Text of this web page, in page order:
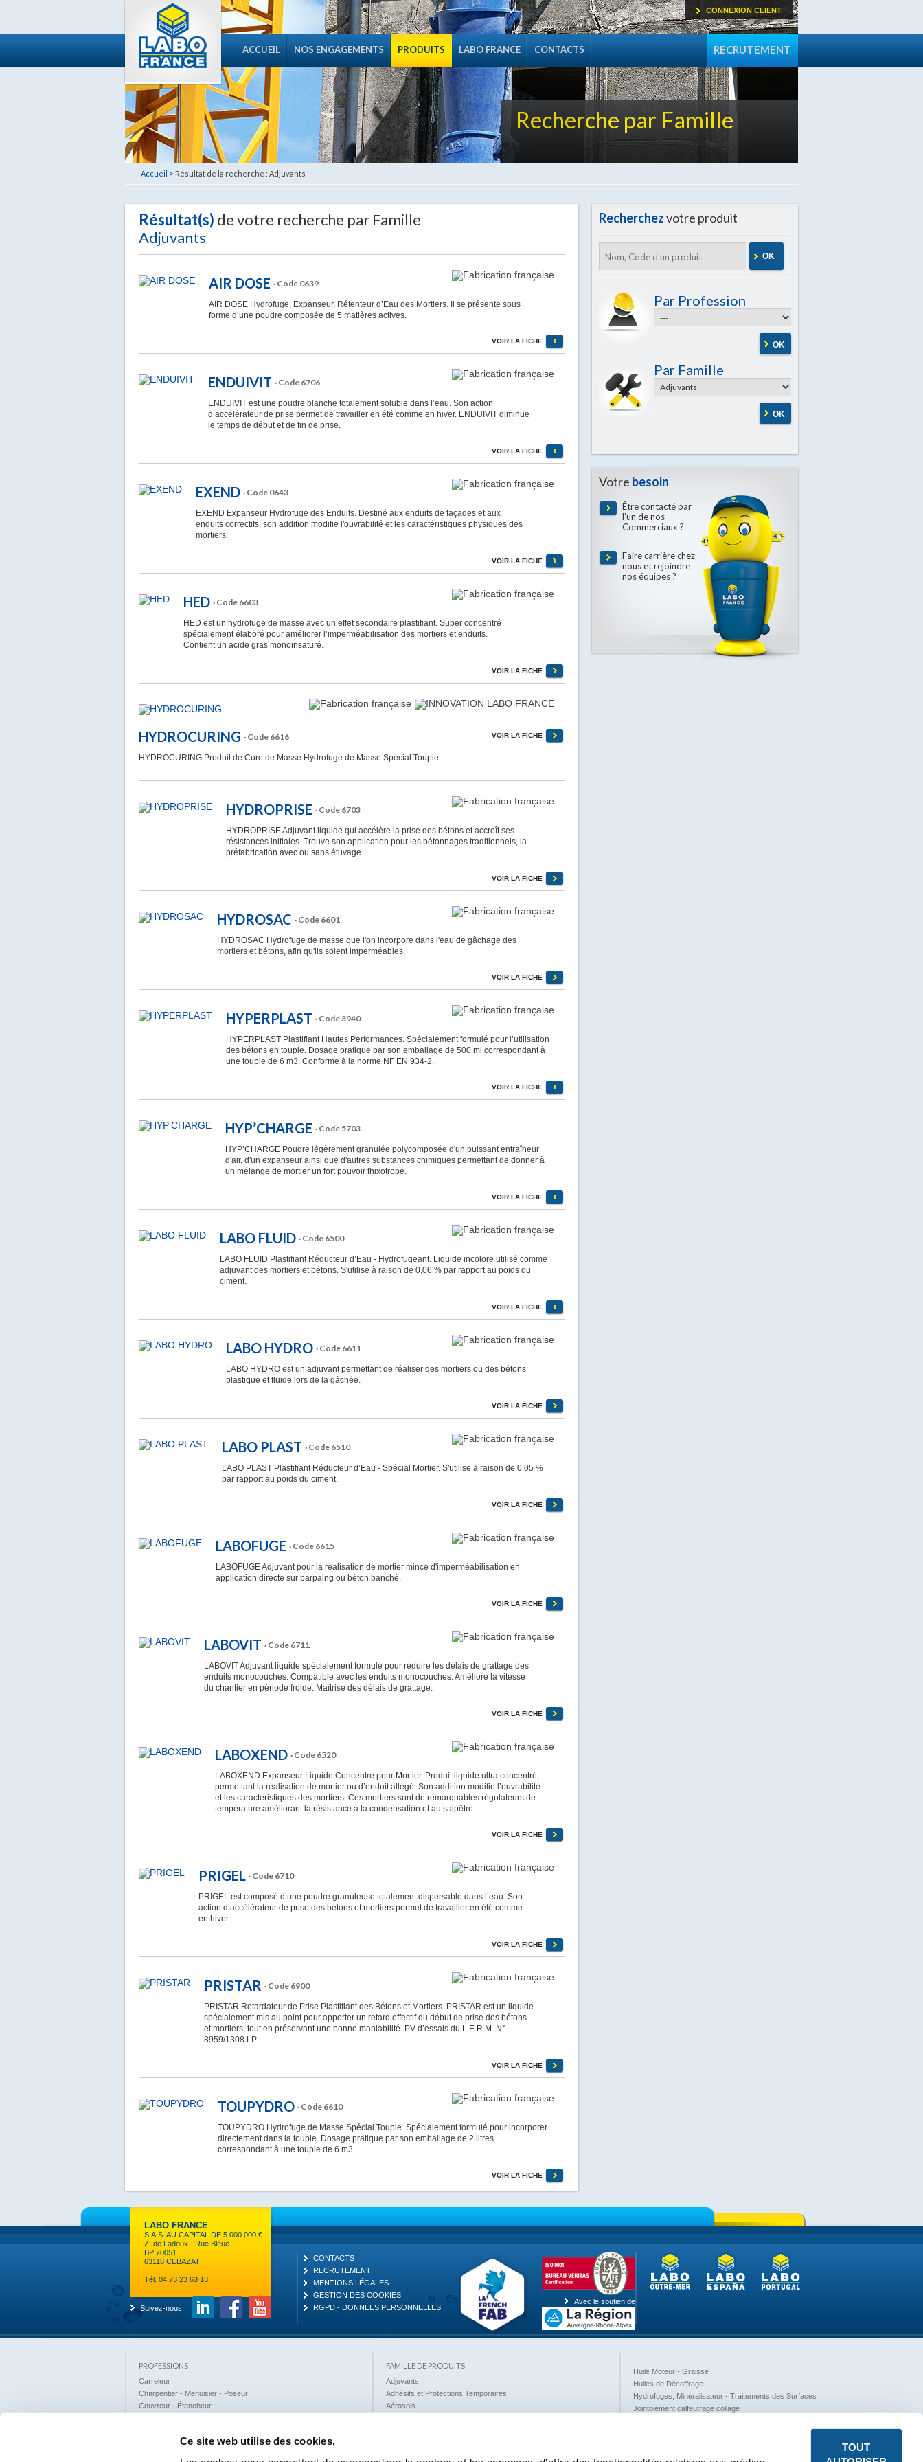
Ce site web utilise des cookies.
TOUT
RECRUTEMENT
ACCUEIL NOS ENGAGEMENTS PRODUITS LABO FRANCE CONTACTS
CONNEXION CLIENT
Recherche par Famille
Accueil > Résultat de la recherche : Adjuvants
Résultat(s) de votre recherche par Famille
Adjuvants
AIR DOSE · Code 0639
AIR DOSE Hydrofuge, Expanseur, Rétenteur d’Eau des Mortiers. Il se présente sous
forme d’une poudre composée de 5 matières actives.
VOIR LA FICHE
ENDUIVIT · Code 6706
ENDUIVIT est une poudre blanche totalement soluble dans l’eau. Son action
d’accélérateur de prise permet de travailler en été comme en hiver. ENDUIVIT diminue
le temps de début et de fin de prise.
VOIR LA FICHE
EXEND · Code 0643
EXEND Expanseur Hydrofuge des Enduits. Destiné aux enduits de façades et aux
enduits correctifs, son addition modifie l'ouvrabilité et les caractéristiques physiques des
mortiers.
VOIR LA FICHE
HED · Code 6603
HED est un hydrofuge de masse avec un effet secondaire plastifiant. Super concentré
spécialement élaboré pour améliorer l’imperméabilisation des mortiers et enduits.
Contient un acide gras monoinsaturé.
VOIR LA FICHE
HYDROCURING · Code 6616
HYDROCURING Produit de Cure de Masse Hydrofuge de Masse Spécial Toupie.
VOIR LA FICHE
HYDROPRISE · Code 6703
HYDROPRISE Adjuvant liquide qui accélère la prise des bétons et accroît ses
résistances initiales. Trouve son application pour les bétonnages traditionnels, la
préfabrication avec ou sans étuvage.
VOIR LA FICHE
HYDROSAC · Code 6601
HYDROSAC Hydrofuge de masse que l'on incorpore dans l'eau de gâchage des
mortiers et bétons, afin qu'ils soient imperméables.
VOIR LA FICHE
HYPERPLAST · Code 3940
HYPERPLAST Plastifiant Hautes Performances. Spécialement formulé pour l’utilisation
des bétons en toupie. Dosage pratique par son emballage de 500 ml correspondant à
une toupie de 6 m3. Conforme à la norme NF EN 934-2.
VOIR LA FICHE
HYP’CHARGE · Code 5703
HYP’CHARGE Poudre légèrement granulée polycomposée d'un puissant entraîneur
d'air, d'un expanseur ainsi que d'autres substances chimiques permettant de donner à
un mélange de mortier un fort pouvoir thixotrope.
VOIR LA FICHE
LABO FLUID · Code 6500
LABO FLUID Plastifiant Réducteur d’Eau - Hydrofugeant. Liquide incolore utilisé comme
adjuvant des mortiers et bétons. S'utilise à raison de 0,06 % par rapport au poids du
ciment.
VOIR LA FICHE
LABO HYDRO · Code 6611
LABO HYDRO est un adjuvant permettant de réaliser des mortiers ou des bétons
plastique et fluide lors de la gâchée.
VOIR LA FICHE
LABO PLAST · Code 6510
LABO PLAST Plastifiant Réducteur d’Eau - Spécial Mortier. S'utilise à raison de 0,05 %
par rapport au poids du ciment.
VOIR LA FICHE
LABOFUGE · Code 6615
LABOFUGE Adjuvant pour la réalisation de mortier mince d'imperméabilisation en
application directe sur parpaing ou béton banché.
VOIR LA FICHE
LABOVIT · Code 6711
LABOVIT Adjuvant liquide spécialement formulé pour réduire les délais de grattage des
enduits monocouches. Compatible avec les enduits monocouches. Améliore la vitesse
du chantier en période froide. Maîtrise des délais de grattage.
VOIR LA FICHE
LABOXEND · Code 6520
LABOXEND Expanseur Liquide Concentré pour Mortier. Produit liquide ultra concentré,
permettant la réalisation de mortier ou d’enduit allégé. Son addition modifie l’ouvrabilité
et les caractéristiques des mortiers. Ces mortiers sont de remarquables régulateurs de
température améliorant la résistance à la condensation et au salpêtre.
VOIR LA FICHE
PRIGEL · Code 6710
PRIGEL est composé d’une poudre granuleuse totalement dispersable dans l’eau. Son
action d’accélérateur de prise des bétons et mortiers permet de travailler en été comme
en hiver.
VOIR LA FICHE
PRISTAR · Code 6900
PRISTAR Retardateur de Prise Plastifiant des Bétons et Mortiers. PRISTAR est un liquide
spécialement mis au point pour apporter un retard effectif du début de prise des bétons
et mortiers, tout en préservant une bonne maniabilité. PV d’essais du L.E.R.M. N°
8959/1308.LP.
VOIR LA FICHE
TOUPYDRO · Code 6610
TOUPYDRO Hydrofuge de Masse Spécial Toupie. Spécialement formulé pour incorporer
directement dans la toupie. Dosage pratique par son emballage de 2 litres
correspondant à une toupie de 6 m3.
VOIR LA FICHE
Recherchezvotre produit
OK
Par Profession
OK
Par Famille
OK
Votre besoin
Être contacté par
l’un de nos
Commerciaux ?
Faire carrière chez
nous et rejoindre
nos équipes ?
LABO FRANCE
S.A.S. AU CAPITAL DE 5.000.000 €
ZI de Ladoux - Rue Bleue
BP 70051
63118 CEBAZAT
Tél. 04 73 23 63 13
Suivez-nous !
CONTACTS
RECRUTEMENT
MENTIONS LÉGALES
GESTION DES COOKIES
RGPD - DONNÉES PERSONNELLES
Avec le soutien de
PROFESSIONS
Carreleur
Charpentier - Menuisier - Poseur
Couvreur - Étancheur
FAMILLE DE PRODUITS
Adjuvants
Adhésifs et Protections Temporaires
Aérosols
Huile Moteur - Graisse
Huiles de Décoffrage
Hydrofuges, Minéralisateur - Traitements des Surfaces
Jointoiement calfeutrage collage
Produits de Soubassements